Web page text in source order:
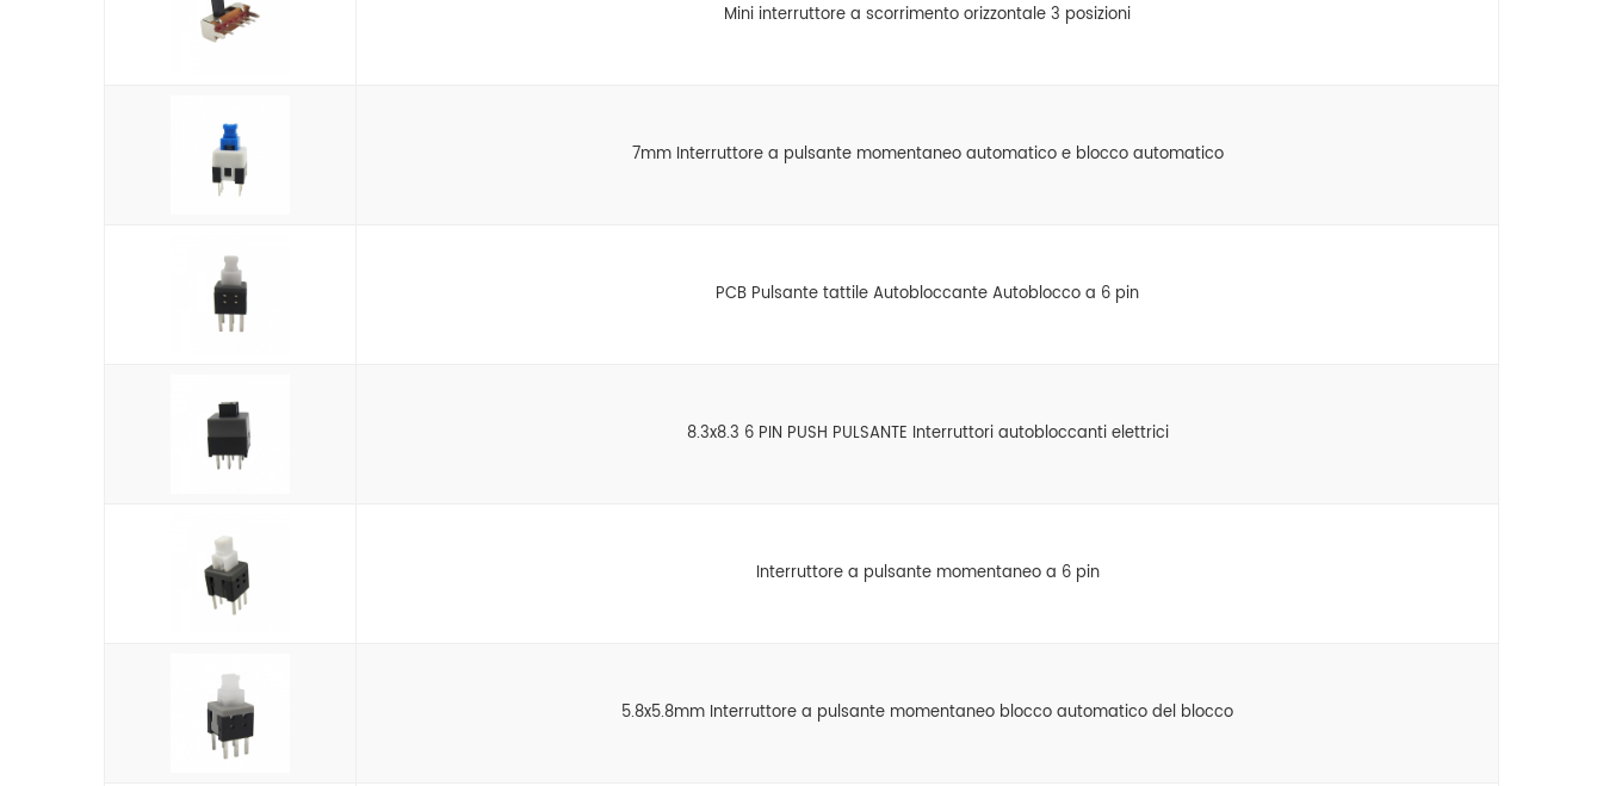
Mini interruttore a scorrimento orizzontale 3 posizioni
7mm Interruttore a pulsante momentaneo automatico e blocco automatico
PCB Pulsante tattile Autobloccante Autoblocco a 6 pin
8.3x8.3 6 PIN PUSH PULSANTE Interruttori autobloccanti elettrici
Interruttore a pulsante momentaneo a 6 pin
5.8x5.8mm Interruttore a pulsante momentaneo blocco automatico del blocco